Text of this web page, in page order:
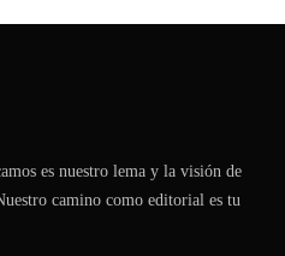
es nuestro lema y la visión de
camino como editorial es tu